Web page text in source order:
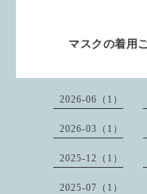
マスクの着用
2026-06（1）
2026-03（1）
2025-12（1）
2025-07（1）